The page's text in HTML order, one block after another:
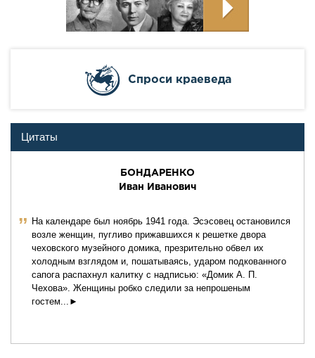
Cпроси краеведа
Цитаты
БОНДАРЕНКО
Иван Иванович
ˮ На календаре был ноябрь 1941 года. Эсэсовец остановился
возле женщин, пугливо прижавшихся к решетке двора
чеховско­го музейного домика, презрительно обвел их
холодным взглядом и, пошатываясь, ударом подкованного
сапога распахнул калит­ку с надписью: «Домик А. П.
Чехова». Женщины робко следили за непрошеным
гостем...►